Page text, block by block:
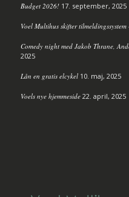
Budget 2026! 17. september, 2025
Voel Multihus skifter tilmeldingssystem
Comedy night med Jakob Thrane,
2025
Lån en gratis elcykel 10. maj, 2025
Voels nye hjemmeside 22. april, 2025